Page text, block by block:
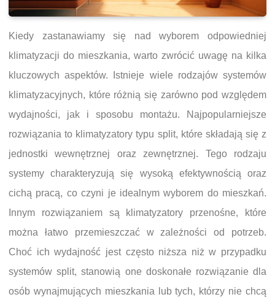
Kiedy zastanawiamy się nad wyborem odpowiedniej
klimatyzacji do mieszkania, warto zwrócić uwagę na kilka
kluczowych aspektów. Istnieje wiele rodzajów systemów
klimatyzacyjnych, które różnią się zarówno pod względem
wydajności, jak i sposobu montażu. Najpopularniejsze
rozwiązania to klimatyzatory typu split, które składają się z
jednostki wewnętrznej oraz zewnętrznej. Tego rodzaju
systemy charakteryzują się wysoką efektywnością oraz
cichą pracą, co czyni je idealnym wyborem do mieszkań.
Innym rozwiązaniem są klimatyzatory przenośne, które
można łatwo przemieszczać w zależności od potrzeb.
Choć ich wydajność jest często niższa niż w przypadku
systemów split, stanowią one doskonałe rozwiązanie dla
osób wynajmujących mieszkania lub tych, którzy nie chcą